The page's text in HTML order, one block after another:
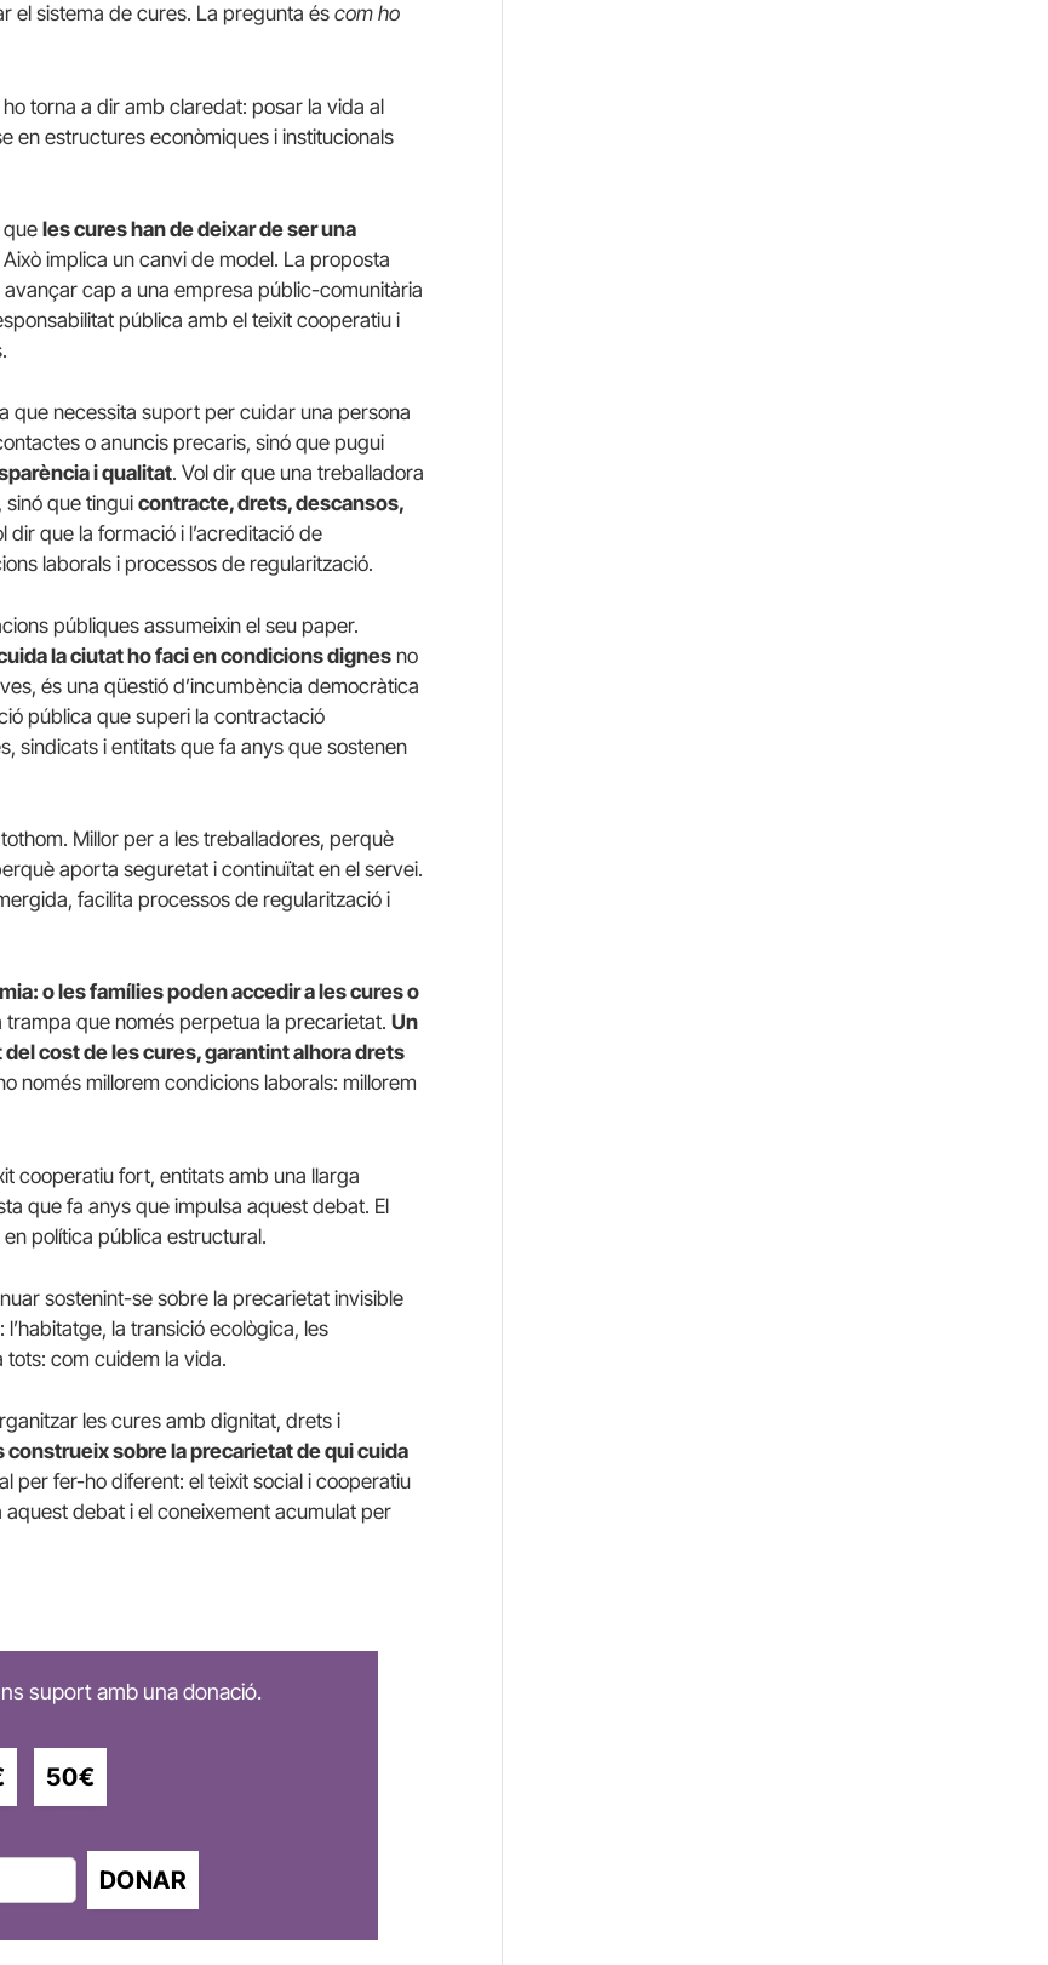
el sistema de cures. La pregunta és com ho
torna a dir amb claredat: posar la vida al
en estructures econòmiques i institucionals
que les cures han de deixar de ser una
Això implica un canvi de model. La proposta
cap a una empresa públic-comunitària
pública amb el teixit cooperatiu i
que necessita suport per cuidar una persona
o anuncis precaris, sinó que pugui
i qualitat. Vol dir que una treballadora
sinó que tingui contracte, drets, descansos,
dir que la formació i l’acreditació de
laborals i processos de regularització.
públiques assumeixin el seu paper.
la ciutat ho faci en condicions dignes no
és una qüestió d’incumbència democràtica
pública que superi la contractació
sindicats i entitats que fa anys que sostenen
Millor per a les treballadores, perquè
aporta seguretat i continuïtat en el servei.
facilita processos de regularització i
o les famílies poden accedir a les cures o
trampa que només perpetua la precarietat. Un
cost de les cures, garantint alhora drets
només millorem condicions laborals: millorem
cooperatiu fort, entitats amb una llarga
que fa anys que impulsa aquest debat. El
política pública estructural.
sostenint-se sobre la precarietat invisible
la transició ecològica, les
tots: com cuidem la vida.
les cures amb dignitat, drets i
construeix sobre la precarietat de qui cuida
per fer-ho diferent: el teixit social i cooperatiu
debat i el coneixement acumulat per
suport amb una donació.
50€
DONAR